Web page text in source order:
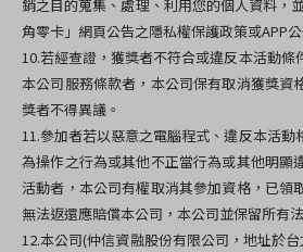
銷之目的蒐集、處理、利用您的個人資料，
角零卡」網頁公告之隱私權保護政策或APP
10.若經查證，獲獎者不符合或違反本活動條
本公司服務條款者，本公司保有取消獲獎資
獎者不得異議。
11.參加者若以惡意之電腦程式、違反本活動
為操作之行為或其他不正當行為或其他明顯
活動者，本公司有權取消其參加資格，已領
無法返還應賠償本公司，本公司並保留所有
12.本公司(仲信資融股份有限公司，地址於